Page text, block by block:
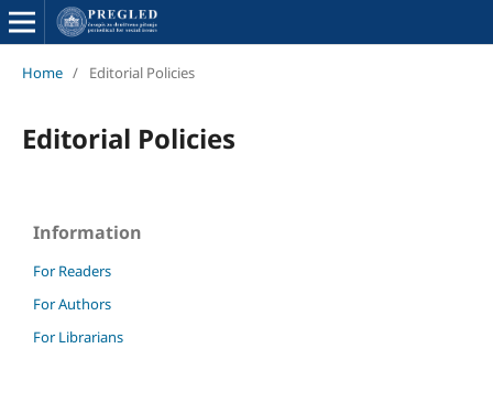
Home / Editorial Policies
Editorial Policies
Information
For Readers
For Authors
For Librarians